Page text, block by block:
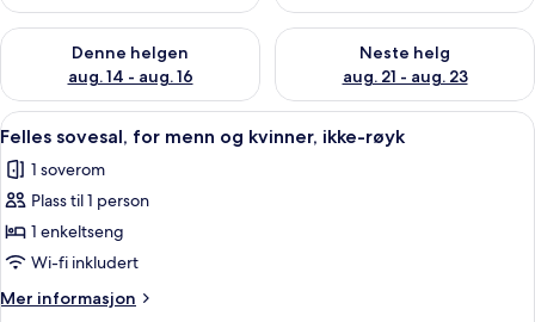
Denne helgen
aug. 14 - aug. 16
Sjekk tilgjengelighet for denne helgen, aug. 14 - aug. 16
Neste helg
aug. 21 - aug. 23
Sjekk tilgjengelighet for
Åpne
alle
bildene
av
Felles
sovesal,
for
menn
Felles sovesal, for menn og
6
Felles sovesal, for menn og kvinner, ikke-røyk
1 soverom
Plass til 1 person
1 enkeltseng
Wi-fi inkludert
Mer informasjon
Mer